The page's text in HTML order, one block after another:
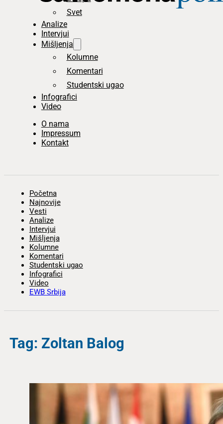
Svet
Analize
Intervjui
Mišljenja
Kolumne
Komentari
Studentski ugao
Infografici
Video
O nama
Impressum
Kontakt
Početna
Najnovije
Vesti
Analize
Intervjui
Mišljenja
Kolumne
Komentari
Studentski ugao
Infografici
Video
EWB Srbija
Tag: Zoltan Balog